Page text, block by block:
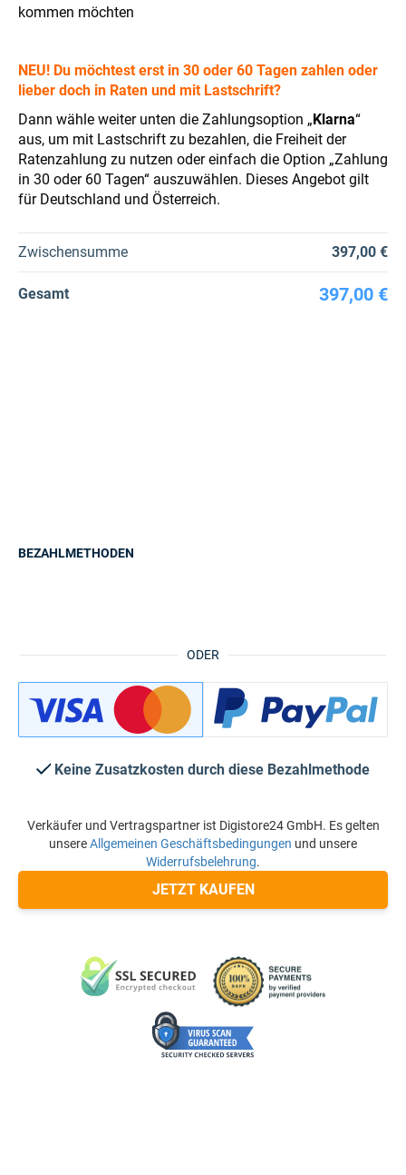
kommen möchten​
NEU! Du möchtest erst in 30 oder 60 Tagen zahlen oder
lieber doch in Raten und mit Lastschrift?
Dann wähle weiter unten die Zahlungsoption „Klarna“
aus, um mit Lastschrift zu bezahlen, die Freiheit der
Ratenzahlung zu nutzen oder einfach die Option „Zahlung
in 30 oder 60 Tagen“ auszuwählen. Dieses Angebot gilt
für Deutschland und Österreich.
Zwischensumme 397,00 €
Gesamt 397,00 €
ODER
BEZAHLMETHODEN
Keine Zusatzkosten durch diese Bezahlmethode
Verkäufer und Vertragspartner ist Digistore24 GmbH. Es gelten
unsereAllgemeinen Geschäftsbedingungen und unsere
Widerrufsbelehrung.
JETZT KAUFEN